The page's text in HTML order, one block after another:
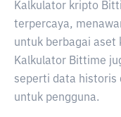
Kalkulator kripto
terpercaya,
untuk berbagai aset
Kalkulator Bittime
seperti data historis
untuk pengguna.